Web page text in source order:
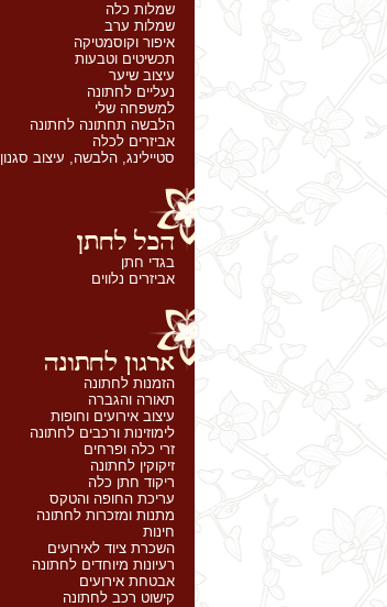
שמלות כלה
שמלות ערב
איפור וקוסמטיקה
תכשיטים וטבעות
עיצוב שיער
נעליים לחתונה
למשפחה שלי
הלבשה תחתונה לחתונה
אביזרים לכלה
סטיילינג, הלבשה, עיצוב סגנון
בגדי חתן
אביזרים נלווים
הזמנות לחתונה
תאורה והגברה
עיצוב אירועים וחופות
לימוזינות ורכבים לחתונה
זרי כלה ופרחים
זיקוקין לחתונה
ריקוד חתן כלה
עריכת החופה והטקס
מתנות ומזכרות לחתונה
חינות
השכרת ציוד לאירועים
רעיונות מיוחדים לחתונה
אבטחת אירועים
קישוט רכב לחתונה